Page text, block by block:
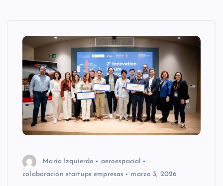
Maria Izquierdo
aeroespacial
colaboración startups empresas
marzo 3, 2026